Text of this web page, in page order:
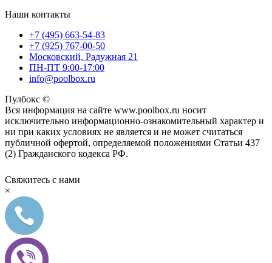
Наши контакты
+7 (495) 663-54-83
+7 (925) 767-00-50
Московский, Радужная 21
ПН-ПТ 9:00-17:00
info@poolbox.ru
Пулбокс ©
Вся информация на сайте www.poolbox.ru носит
исключительно информационно-ознакомительный характер и
ни при каких условиях не является и не может считаться
публичной офертой, определяемой положениями Статьи 437
(2) Гражданского кодекса РФ.
Свяжитесь с нами
×